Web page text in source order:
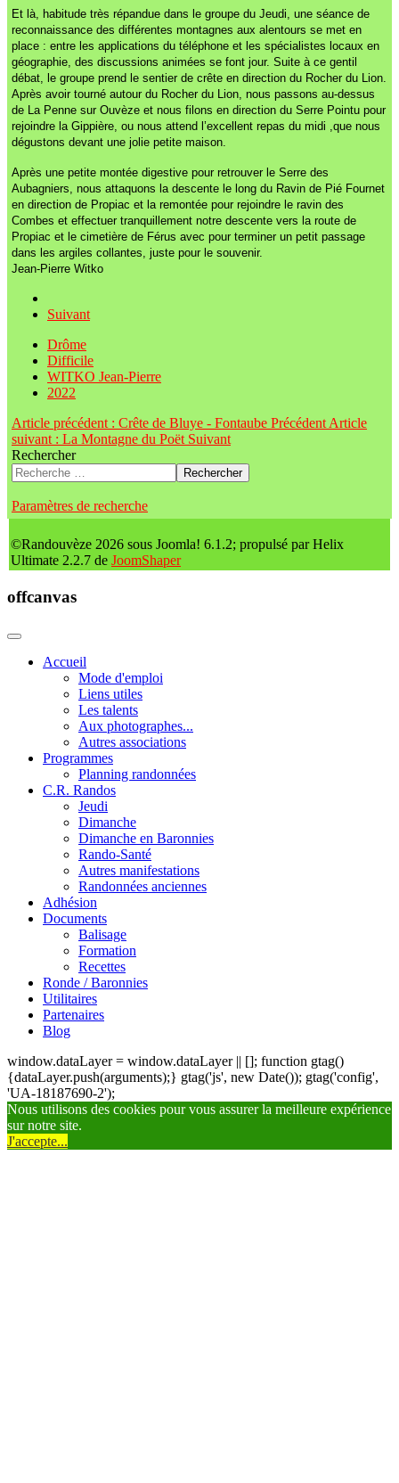
Et là, habitude très répandue dans le groupe du Jeudi, une séance de
reconnaissance des différentes montagnes aux alentours se met en
place : entre les applications du téléphone et les spécialistes locaux en
géographie, des discussions animées se font jour. Suite à ce gentil
débat, le groupe prend le sentier de crête en direction du Rocher du Lion.
Après avoir tourné autour du Rocher du Lion, nous passons au-dessus
de La Penne sur Ouvèze et nous filons en direction du Serre Pointu pour
rejoindre la Gippière, ou nous attend l’excellent repas du midi ,que nous
dégustons devant une jolie petite maison.
Après une petite montée digestive pour retrouver le Serre des
Aubagniers, nous attaquons la descente le long du Ravin de Pié Fournet
en direction de Propiac et la remontée pour rejoindre le ravin des
Combes et effectuer tranquillement notre descente vers la route de
Propiac et le cimetière de Férus avec pour terminer un petit passage
dans les argiles collantes, juste pour le souvenir.
Jean-Pierre Witko
Suivant
Drôme
Difficile
WITKO Jean-Pierre
2022
Article précédent : Crête de Bluye - Fontaube Précédent Article
suivant : La Montagne du Poët Suivant
Rechercher
Rechercher
Paramètres de recherche
©Randouvèze 2026 sous Joomla! 6.1.2; propulsé par Helix
Ultimate 2.2.7 de JoomShaper
offcanvas
Accueil
Mode d'emploi
Liens utiles
Les talents
Aux photographes...
Autres associations
Programmes
Planning randonnées
C.R. Randos
Jeudi
Dimanche
Dimanche en Baronnies
Rando-Santé
Autres manifestations
Randonnées anciennes
Adhésion
Documents
Balisage
Formation
Recettes
Ronde / Baronnies
Utilitaires
Partenaires
Blog
window.dataLayer = window.dataLayer || []; function gtag()
{dataLayer.push(arguments);} gtag('js', new Date()); gtag('config',
'UA-18187690-2');
Nous utilisons des cookies pour vous assurer la meilleure expérience
sur notre site.
J'accepte...